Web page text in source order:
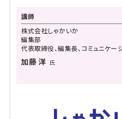
講師
株式会社しゃかいか
編集部
代表取締役、編集長、コミュニケー
加藤 洋 氏